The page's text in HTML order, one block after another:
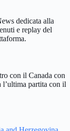
dedicata alla
e replay del
con il Canada con
l’ultima partita con il